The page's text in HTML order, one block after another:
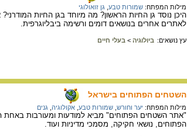
מילות המפתח: שמורות טבע גן זואולוגי
היכן נוסד גן החיות הראשון? מה מיוחד בגן החיות
לאתרים אחרים בנושאים דומים ורשימה ביבליוגרפית.
עץ נושאים: ביולוגיה > בעלי חיים
השטחים הפתוחים בישראל
מילות המפתח: יער וחורש שמורות טבע אקולוגיה גנים
"אתר השטחים הפתוחים" מביא למודעות ומעורבות באחת
הפתוחים, נושאי חקיקה, מסמכי מדיניות ועוד.